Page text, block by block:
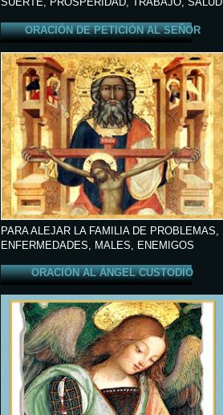
SUERTE, PROSPERIDAD, TRABAJO, SALUD
ORACIÓN DE PETICIÓN AL SEÑOR
PARA ALEJAR LA FAMILIA DE PROBLEMAS,
ENFERMEDADES, MALES, ENEMIGOS
ORACIÓN AL ÁNGEL CUSTODIO